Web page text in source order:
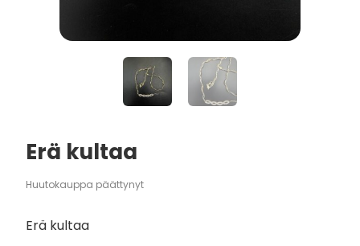
Erä kultaa
Huutokauppa päättynyt
Erä kultaa